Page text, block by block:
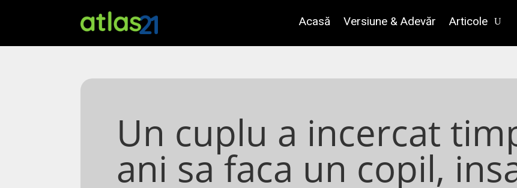
Acasă Versiune & Adevăr Articole
Un cuplu a incercat
ani sa faca un copil,